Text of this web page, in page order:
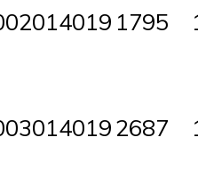
1795
2687